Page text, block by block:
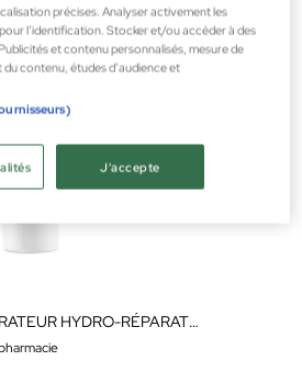
CRÈME MULTIRÉPARATEUR HYDRO-RÉPARATRICE 50ML
précises. Analyser activement les
l’identification. Stocker et/ou accéder à des
et contenu personnalisés, mesure de
contenu, études d’audience et
J'accepte